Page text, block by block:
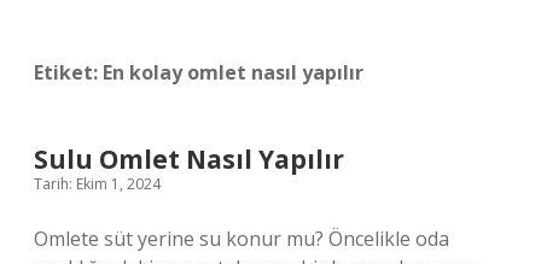
Etiket: En kolay omlet nasıl yapılır
Sulu Omlet Nasıl Yapılır
Tarih: Ekim 1, 2024
Omlete süt yerine su konur mu? Öncelikle oda